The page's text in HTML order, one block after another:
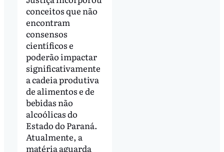
conceitos que não
encontram
consensos
científicos e
poderão impactar
significativamente
a cadeia produtiva
de alimentos e de
bebidas não
alcoólicas do
Estado do Paraná.
Atualmente, a
matéria aguarda